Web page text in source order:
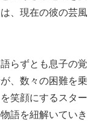
、現在の彼の芸風
らずとも息子の覚
、数々の困難を乗
笑顔にするスター
語を紐解いていき